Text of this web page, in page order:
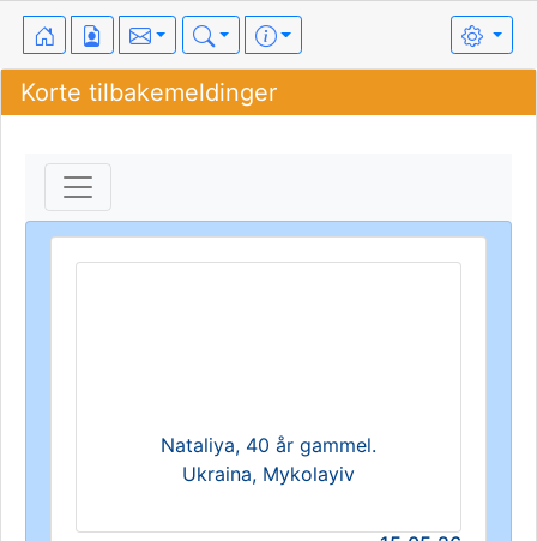
Korte tilbakemeldinger
Nataliya, 40 år gammel.
Ukraina, Mykolayiv